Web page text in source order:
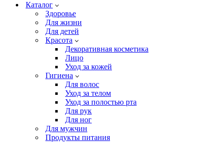
Каталог
Здоровье
Для жизни
Для детей
Красота
Декоративная косметика
Лицо
Уход за кожей
Гигиена
Для волос
Уход за телом
Уход за полостью рта
Для рук
Для ног
Для мужчин
Продукты питания